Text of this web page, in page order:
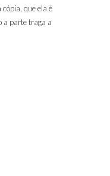
que ela é
a parte traga a